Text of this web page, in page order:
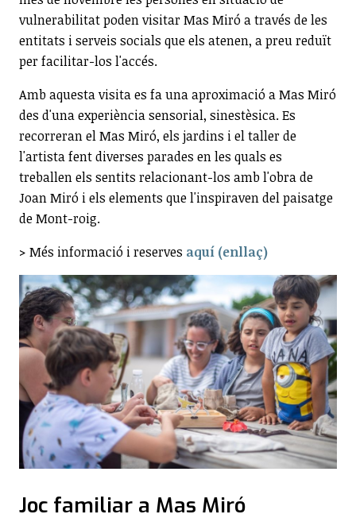
vulnerabilitat poden visitar Mas Miró a través de les
entitats i serveis socials que els atenen, a preu reduït
per facilitar-los l'accés.
Amb aquesta visita es fa una aproximació a Mas Miró
des d'una experiència sensorial, sinestèsica. Es
recorreran el Mas Miró, els jardins i el taller de
l'artista fent diverses parades en les quals es
treballen els sentits relacionant-los amb l'obra de
Joan Miró i els elements que l'inspiraven del paisatge
de Mont-roig.
> Més informació i reserves aquí (enllaç)
Joc familiar a Mas Miró